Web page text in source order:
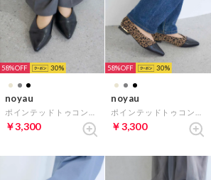
58% 30
noyau
￥3,300
58% 30
noyau
￥3,300